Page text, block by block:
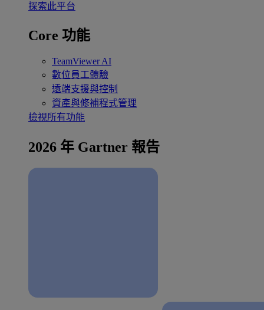
探索此平台
Core 功能
TeamViewer AI
數位員工體驗
遠端支援與控制
資產與修補程式管理
檢視所有功能
2026 年 Gartner 報告